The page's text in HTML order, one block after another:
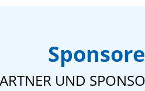
UND